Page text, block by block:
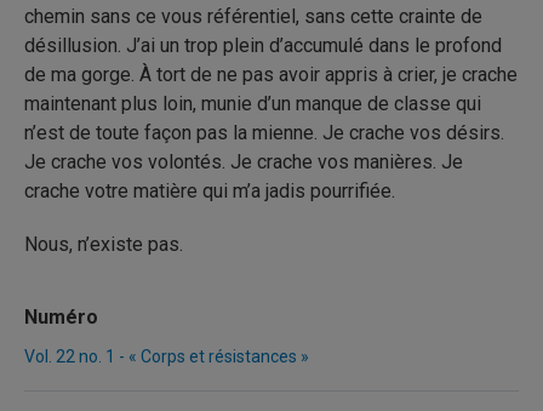
chemin sans ce vous référentiel, sans cette crainte de
désillusion. J’ai un trop plein d’accumulé dans le profond
de ma gorge. À tort de ne pas avoir appris à crier, je crache
maintenant plus loin, munie d’un manque de classe qui
n’est de toute façon pas la mienne. Je crache vos désirs.
Je crache vos volontés. Je crache vos manières. Je
crache votre matière qui m’a jadis pourrifiée.
Nous, n’existe pas.
Numéro
Vol. 22 no. 1 - « Corps et résistances »